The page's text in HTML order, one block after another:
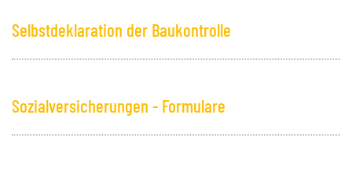
Selbstdeklaration der Baukontrolle
Sozialversicherungen - Formulare